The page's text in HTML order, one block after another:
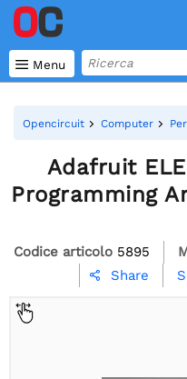
 Menu
Opencircuit Computer
Adafruit
Programming
Codice articolo 5895
 Share